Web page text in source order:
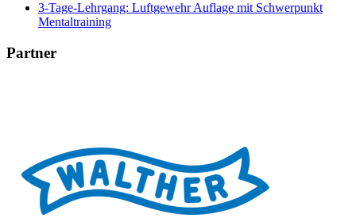
3-Tage-Lehrgang: Luftgewehr Auflage mit Schwerpunkt
Mentaltraining
Partner